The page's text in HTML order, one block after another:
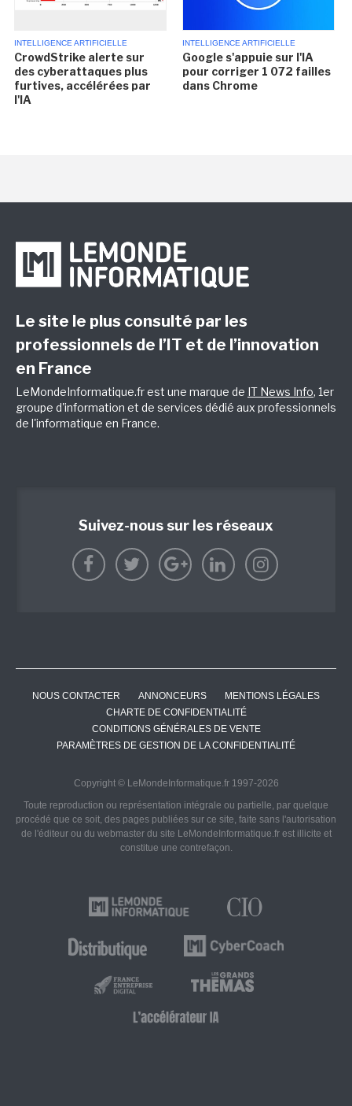
INTELLIGENCE ARTIFICIELLE
CrowdStrike alerte sur
des cyberattaques plus
furtives, accélérées par
l'IA
INTELLIGENCE ARTIFICIELLE
Google s'appuie sur l'IA
pour corriger 1 072 failles
dans Chrome
Le site le plus consulté par les
professionnels de l’IT et de l’innovation
en France
LeMondeInformatique.fr est une marque de IT News Info, 1er
groupe d'information et de services dédié aux professionnels
de l'informatique en France.
Suivez-nous sur les réseaux
NOUS CONTACTER ANNONCEURS
MENTIONS LÉGALES
CHARTE DE CONFIDENTIALITÉ
CONDITIONS GÉNÉRALES DE VENTE
PARAMÈTRES DE GESTION DE LA CONFIDENTIALITÉ
Copyright © LeMondeInformatique.fr 1997-2026
Toute reproduction ou représentation intégrale ou partielle, par quelque
procédé que ce soit, des pages publiées sur ce site, faite sans l'autorisation
de l'éditeur ou du webmaster du site LeMondeInformatique.fr est illicite et
constitue une contrefaçon.